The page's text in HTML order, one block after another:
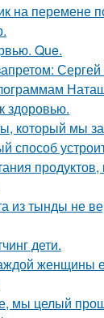
на перемене
Que.
здоровью.
который мы
способ
продуктов,
из тынды не
дети.
женщины
мы целый